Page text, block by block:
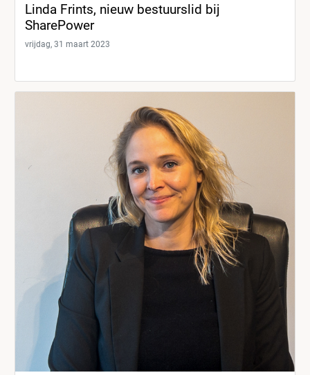
Linda Frints, nieuw bestuurslid bij
SharePower
vrijdag, 31 maart 2023